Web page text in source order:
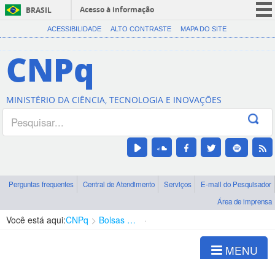
BRASIL
Acesso à informação
CORONAVÍRUS (COVID-19)
Canais
ACESSIBILIDADE ALTO CONTRASTE MAPA DO SITE
CNPq
MINISTÉRIO DA CIÊNCIA, TECNOLOGIA E INOVAÇÕES
Perguntas frequentes Central de Atendimento Serviços
E-mail do Pesquisador
Área de imprensa
Você está aqui:CNPq Bolsas e Auxílios Vigentes
MENU